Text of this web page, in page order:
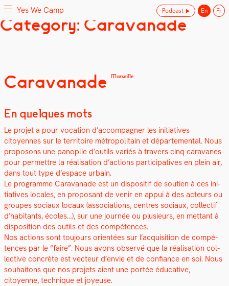
to
Yes We Camp
Utilisation inventive des espaces disponibles
Category: Caravanade
Caravanade Marseille
En quelques mots
Le pro­jet a pour voca­tion d’accompagner les ini­tia­tives
citoyennes sur le ter­ri­toire mét­ro­pol­i­tain et départe­men­tal. Nous
pro­posons une panoplie d’outils var­iés à tra­vers cinq car­a­vanes
pour per­me­t­tre la réal­i­sa­tion d’actions par­tic­i­pa­tives en plein air,
dans tout type d’espace urbain.
Le pro­gramme Car­a­vanade est un dis­posi­tif de sou­tien à ces ini­
tia­tives locales, en pro­posant de venir en appui à des acteurs ou
groupes soci­aux locaux (asso­ci­a­tions, cen­tres soci­aux, col­lec­tif
d’habitants, écoles…), sur une journée ou plusieurs, en met­tant à
dis­po­si­tion des out­ils et des com­pé­tences.
Nos actions sont tou­jours ori­en­tées sur l’acquisition de com­pé­
tences par le “faire”. Nous avons observé que la réal­i­sa­tion col­
lec­tive con­crète est vecteur d’envie et de con­fi­ance en soi. Nous
souhaitons que nos pro­jets aient une portée éduca­tive,
citoyenne, tech­nique et joyeuse.
Yes We Camp Podcast En Fr